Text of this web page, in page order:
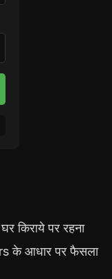
किराये पर रहना
के आधार पर फैसला